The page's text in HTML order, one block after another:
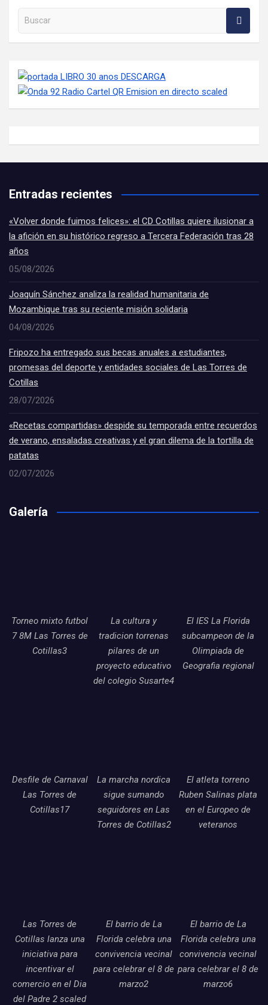
Buscar en la web
Entradas recientes
«Volver donde fuimos felices»: el CD Cotillas quiere ilusionar a
la afición en su histórico regreso a Tercera Federación tras 28
años
05/08/2026
Joaquín Sánchez analiza la realidad humanitaria de
Mozambique tras su reciente misión solidaria
04/08/2026
Fripozo ha entregado sus becas anuales a estudiantes,
promesas del deporte y entidades sociales de Las Torres de
Cotillas
28/07/2026
«Recetas compartidas» despide su temporada entre recuerdos
de verano, ensaladas creativas y el gran dilema de la tortilla de
patatas
02/07/2026
Galería
Torneo mixto futbol
7 8M Las Torres de
Cotillas3
La cultura y
tradicion torrenas
pilares de un
proyecto educativo
del colegio Susarte4
El IES La Florida
subcampeon de la
Olimpiada de
Geografia regional
Desfile de Carnaval
Las Torres de
Cotillas17
La marcha nordica
sigue sumando
seguidores en Las
Torres de Cotillas2
El atleta torreno
Ruben Salinas plata
en el Europeo de
veteranos
Las Torres de
Cotillas lanza una
iniciativa para
incentivar el
comercio en el Dia
del Padre 2 scaled
El barrio de La
Florida celebra una
convivencia vecinal
para celebrar el 8 de
marzo2
El barrio de La
Florida celebra una
convivencia vecinal
para celebrar el 8 de
marzo6